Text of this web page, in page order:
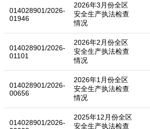
014028901/2026-
01946
2026年3月份全区
安全生产执法检查
情况
014028901/2026-
01101
2026年2月份全区
安全生产执法检查
情况
014028901/2026-
00656
2026年1月份全区
安全生产执法检查
情况
014028901/2026-
2025年12月份全区
安全生产执法检查